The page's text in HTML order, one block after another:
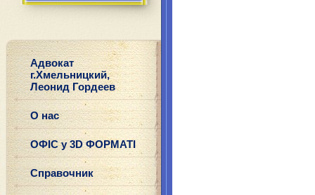
Адвокат
г.Хмельницкий,
Леонид Гордеев
О нас
ОФІС у 3D ФОРМАТІ
Справочник